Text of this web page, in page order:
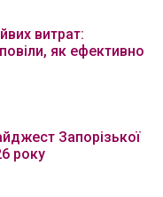
витрат:
як ефективно
Запорізької
року